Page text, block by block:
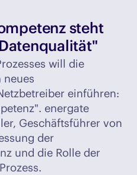
steht
will die
neues
einführen:
energate
Geschäftsführer von
der
und die Rolle der